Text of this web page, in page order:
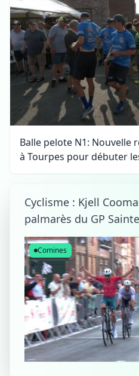
Balle pelote N1: Nouvelle
à Tourpes pour débuter
Cyclisme : Kjell
palmarès du GP
Comines